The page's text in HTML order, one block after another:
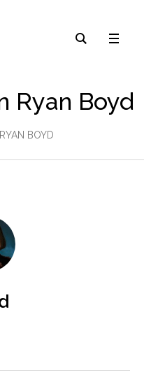
Ryan Boyd
BOYD